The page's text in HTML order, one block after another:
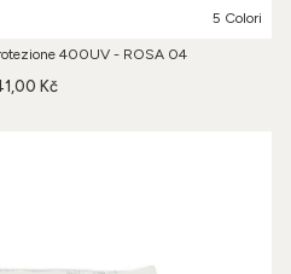
5 Colori
400UV - ROSA 04
Kč